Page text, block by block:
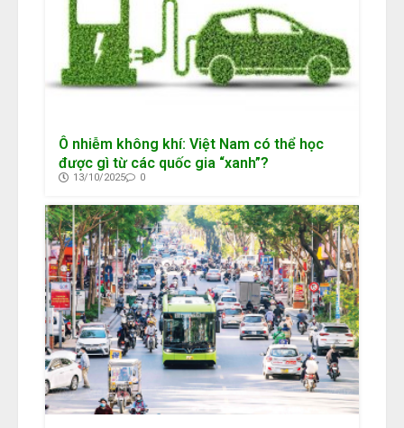
Ô nhiễm không khí: Việt Nam có thể học
được gì từ các quốc gia “xanh”?
13/10/2025 0